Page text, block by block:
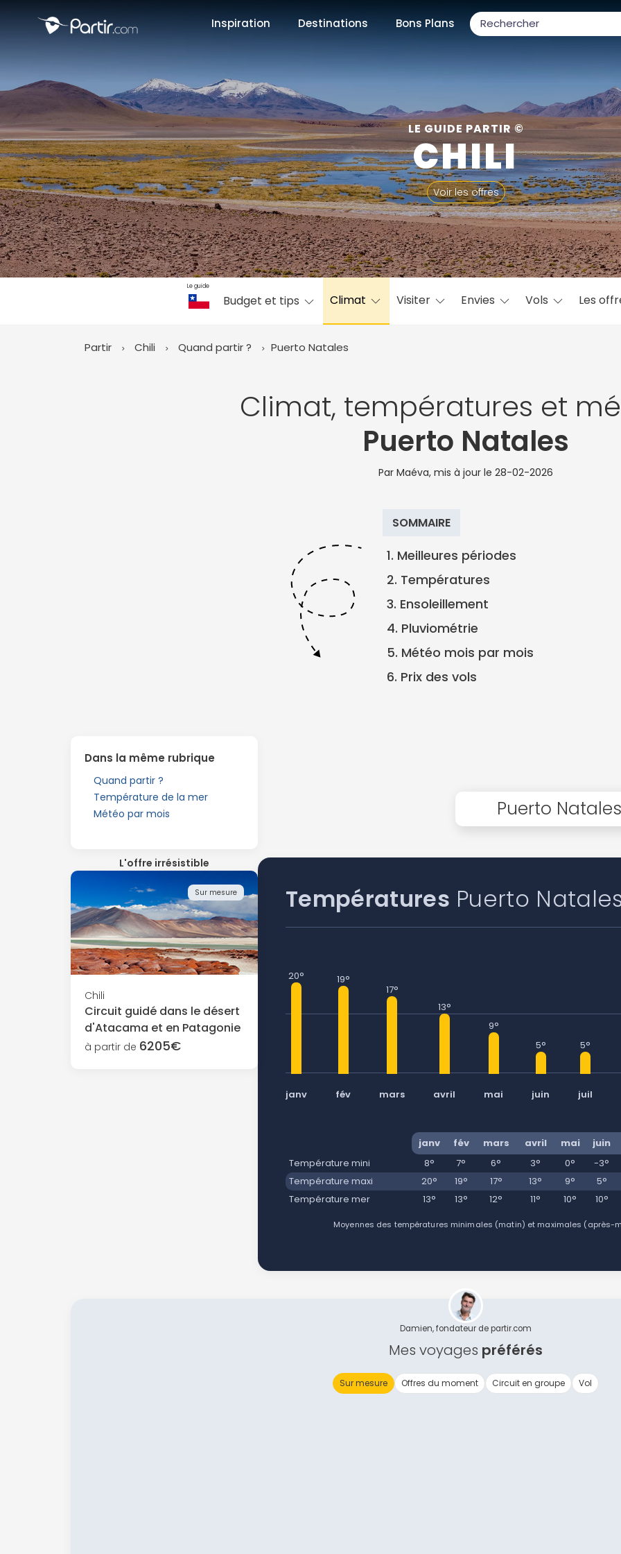
Inspiration Destinations Bons Plans
LE GUIDE PARTIR ©
CHILI
Voir les offres
Le guide
Budget et tips Climat Visiter Envies Vols Les
Partir Chili Quand partir ? Puerto Natales
Climat, températures et
Puerto Natales
Par Maéva, mis à jour le 28-02-2026
SOMMAIRE
1. Meilleures périodes
2. Températures
3. Ensoleillement
4. Pluviométrie
5. Météo mois par mois
6. Prix des vols
Dans la même rubrique
Quand partir ?
Température de la mer
Météo par mois
L'offre irrésistible
Chili
Circuit guidé dans le désert
d'Atacama et en Patagonie
à partir de 6205€
Sur mesure
Puerto Natales
Températures Puerto
janv
20°
fév
19°
mars
17°
avril
13°
mai
9°
juin
5°
juil
5°
janv fév mars avril mai
juin
Température mini
8° 7° 6° 3° 0°
-3°
Température maxi
20° 19° 17° 13° 9°
5°
Température mer
13° 13° 12° 11° 10° 10°
Moyennes des températures minimales (matin) et maximales (après-
Damien, fondateur de partir.com
Mes voyages préférés
Sur mesure Offres du moment Circuit en groupe Vol
📍 Destinations populaires
☀️ Où partir par mois
Janvier
Février Mars Avril Mai Juin Juillet Août
Octobre
Novembre Décembre
✨ Envies populaires